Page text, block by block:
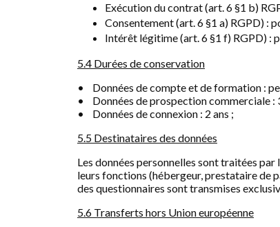
Exécution du contrat (art. 6 §1 b)
Consentement (art. 6 §1 a) RGPD) :
Intérêt légitime (art. 6 §1 f) RGPD) :
5.4 Durées de conservation
• Données de compte et de formation :
• Données de prospection commerciale :
• Données de connexion : 2 ans ;
5.5 Destinataires des données
Les données personnelles sont traitées
leurs fonctions (hébergeur, prestataire de
des questionnaires sont transmises
5.6 Transferts hors Union européenne